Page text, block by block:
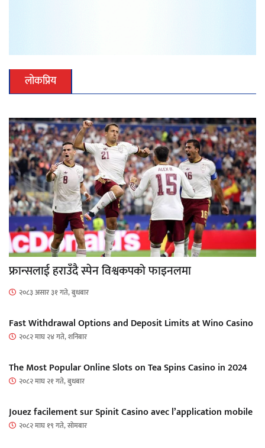
लोकप्रिय
फ्रान्सलाई हराउँदै स्पेन विश्वकपको फाइनलमा
२०८३ असार ३१ गते, बुधबार
Fast Withdrawal Options and Deposit Limits at Wino Casino
२०८२ माघ २४ गते, शनिबार
The Most Popular Online Slots on Tea Spins Casino in 2024
२०८२ माघ २१ गते, बुधबार
Jouez facilement sur Spinit Casino avec l’application mobile
२०८२ माघ १९ गते, सोमबार